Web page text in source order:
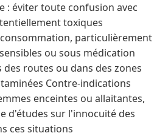
: éviter toute confusion avec
toxiques
particulièrement
ou sous médication
routes ou dans des zones
Contre-indications
enceintes ou allaitantes,
d'études sur l'innocuité des
ces situations